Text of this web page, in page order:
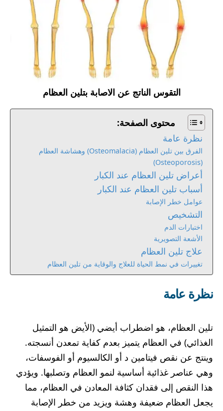
التقوس الناتج عن الاصابة بتلين العظام
محتوى الصفحة:
نظرة عامة
الفرق بين تلين العظام (Osteomalacia) وهشاشة العظام
(Osteoporosis)
أعراض تلين العظام عند الكبار
أسباب تلين العظام عند الكبار
عوامل خطر الإصابة
التشخيص
اختبارات الدم
الأشعة التصويرية
علاج تلين العظام
تغييرات في نمط الحياة للعلاج والوقاية من تلين العظام
نظرة عامة
تلين العظام، هو اضطراب أيضي (الأيض هو التمثيل
الغذائي) في العظام يتميز بعدم كفاية تمعدن أنسجته.
وينتج عن نقص فيتامين د أو الكالسيوم أو الفوسفات،
وهي عناصر غذائية أساسية لنمو العظام وتصلبها. ويؤدي
هذا النقص إلى فقدان كثافة المعادن في العظام، مما
يجعل العظام ضعيفة وهشة ويزيد من خطر الإصابة